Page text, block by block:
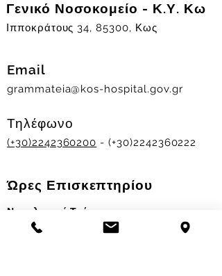
Γενικό Νοσοκομείο - Κ.Υ. Κω
Ιπποκράτους 34, 85300, Κως
Email
grammateia@kos-hospital.gov.gr
Τηλέφωνο
(+30)2242360200 - (+30)2242360222
Ώρες Επισκεπτηρίου
Νοσηλευτικά Τμήματα
Χειμερινό ωράριο: 11.00-13.00
17.30-19.30